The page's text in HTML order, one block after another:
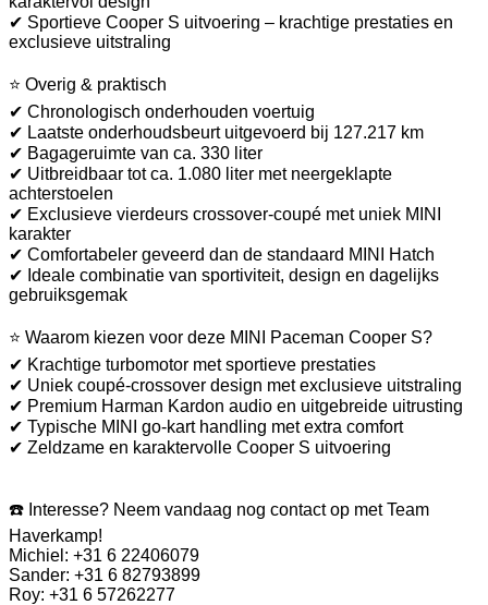
✔ Sportieve Cooper S uitvoering – krachtige prestaties en
exclusieve uitstraling
⭐ Overig & praktisch
✔ Chronologisch onderhouden voertuig
✔ Laatste onderhoudsbeurt uitgevoerd bij 127.217 km
✔ Bagageruimte van ca. 330 liter
✔ Uitbreidbaar tot ca. 1.080 liter met neergeklapte
achterstoelen
✔ Exclusieve vierdeurs crossover-coupé met uniek MINI
karakter
✔ Comfortabeler geveerd dan de standaard MINI Hatch
✔ Ideale combinatie van sportiviteit, design en dagelijks
gebruiksgemak
⭐ Waarom kiezen voor deze MINI Paceman Cooper S?
✔ Krachtige turbomotor met sportieve prestaties
✔ Uniek coupé-crossover design met exclusieve uitstraling
✔ Premium Harman Kardon audio en uitgebreide uitrusting
✔ Typische MINI go-kart handling met extra comfort
✔ Zeldzame en karaktervolle Cooper S uitvoering
☎️ Interesse? Neem vandaag nog contact op met Team
Haverkamp!
Michiel: +31 6 22406079
Sander: +31 6 82793899
Roy: +31 6 57262277